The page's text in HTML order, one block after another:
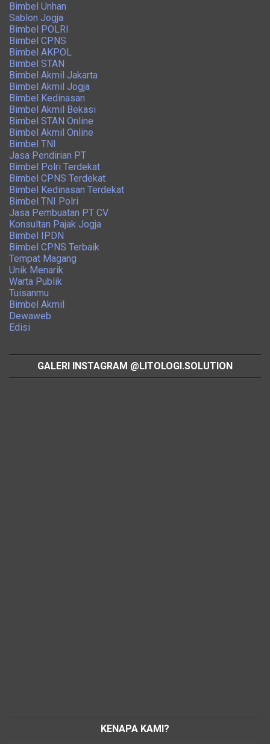
Bimbel Unhan
Sablon Jogja
Bimbel POLRI
Bimbel CPNS
Bimbel AKPOL
Bimbel STAN
Bimbel Akmil Jakarta
Bimbel Akmil Jogja
Bimbel Kedinasan
Bimbel Akmil Bekasi
Bimbel STAN Online
Bimbel Akmil Online
Bimbel TNI
Jasa Pendirian PT
Bimbel Polri Terdekat
Bimbel CPNS Terdekat
Bimbel Kedinasan Terdekat
Bimbel TNI Polri
Jasa Pembuatan PT CV
Konsultan Pajak Jogja
Bimbel IPDN
Bimbel CPNS Terbaik
Tempat Magang
Unik Menarik
Warta Publik
Tuisanmu
Bimbel Akmil
Dewaweb
Edisi
GALERI INSTAGRAM @LITOLOGI.SOLUTION
KENAPA KAMI?